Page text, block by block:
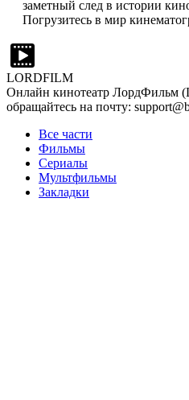
заметный след в истории
Погрузитесь в мир
LORDFILM
Онлайн кинотеатр ЛордФильм
обращайтесь на почту:
Все части
Фильмы
Сериалы
Мультфильмы
Закладки